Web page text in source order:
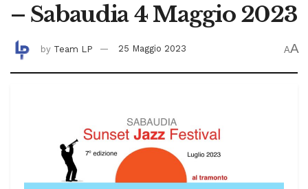
– Sabaudia 4 Maggio 2023
by Team LP 25 Maggio 2023 AA